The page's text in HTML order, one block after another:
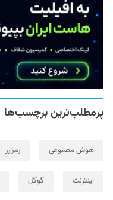
پرمطلب‌ترین برچسب‌ها
هوش مصنوعی رمزارز
اینترنت گوگل